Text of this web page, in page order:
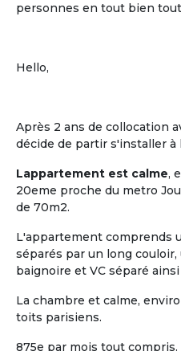
personnes en tout bien
Hello,
Après 2 ans de collocation
décide de partir s'installer à
Lappartement est calme,
20eme proche du metro
de 70m2.
L'appartement comprends
séparés par un long
baignoire et VC séparé
La chambre et calme,
toits parisiens.
875e par mois tout